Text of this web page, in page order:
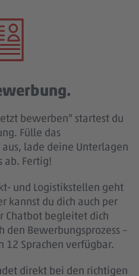
bewerben“ startest du
Fülle das
lade deine Unterlagen
ab. Fertig!
und Logistikstellen geht
kannst du dich auch per
Chatbot begleitet dich
den Bewerbungsprozess –
12 Sprachen verfügbar.
direkt bei den richtigen